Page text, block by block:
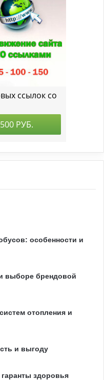
особенности и
выборе брендовой
отопления и
и выгоду
здоровья